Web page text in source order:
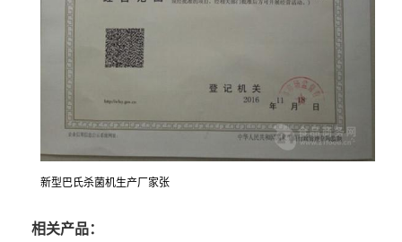
新型巴氏杀菌机生产厂家张
相关产品：